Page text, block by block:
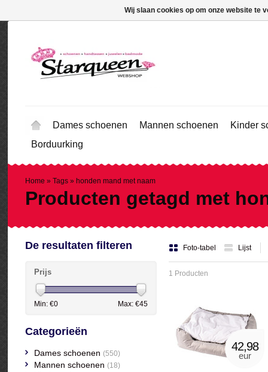
Dames schoenen Mannen schoenen
Kinder
Borduurking
Home » Tags » honden mand met naam
Producten getagd met
Foto-tabel Lijst
1 Producten
42,98
eur
De resultaten filteren
Prijs
Min: €0 Max: €45
Categorieën
Dames schoenen (550)
Mannen schoenen (18)
Wij slaan cookies op om onze website te